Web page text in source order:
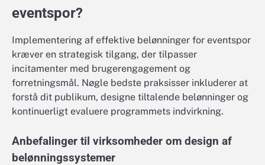
eventspor?
Implementering af effektive belønninger for eventspor
kræver en strategisk tilgang, der tilpasser
incitamenter med brugerengagement og
forretningsmål. Nøgle bedste praksisser inkluderer at
forstå dit publikum, designe tiltalende belønninger og
kontinuerligt evaluere programmets indvirkning.
Anbefalinger til virksomheder om design af
belønningssystemer